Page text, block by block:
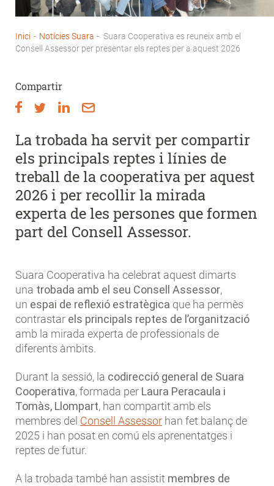
Fil
Inici - Notícies Suara - Suara Cooperativa es reuneix amb el
Consell Assessor per presentar els reptes per a aquest 2026
Compartir
La trobada ha servit per compartir
els principals reptes i línies de
treball de la cooperativa per aquest
2026 i per recollir la mirada
experta de les persones que formen
part del Consell Assessor.
Suara Cooperativa ha celebrat aquest dimarts
una trobada amb el seu Consell Assessor,
un espai de reflexió estratègica que ha permès
contrastar els principals reptes de l’organització
amb la mirada experta de professionals de
diferents àmbits.
Durant la sessió, la codirecció general de Suara
Cooperativa, formada per Laura Peracaula i
Tomàs, Llompart, han compartit amb els
membres del Consell Assessor han fet balanç de
2025 i han posat en comú els aprenentatges i
reptes de futur.
A la trobada també han assistit membres de